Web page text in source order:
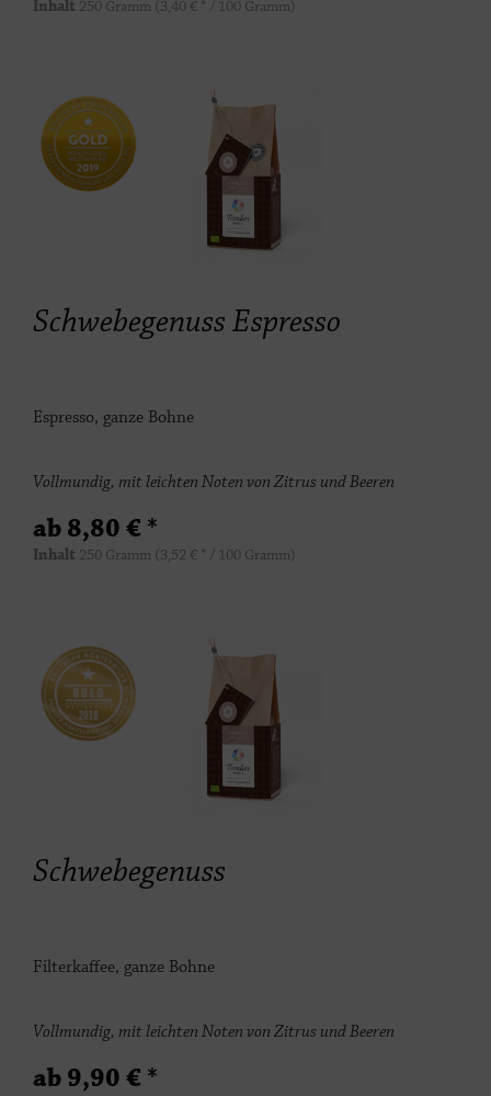
Inhalt 250 Gramm (3,40 € * / 100 Gramm)
Schwebegenuss Espresso
Espresso, ganze Bohne
Vollmundig, mit leichten Noten von Zitrus und Beeren
ab 8,80 € *
Inhalt 250 Gramm (3,52 € * / 100 Gramm)
Schwebegenuss
Filterkaffee, ganze Bohne
Vollmundig, mit leichten Noten von Zitrus und Beeren
ab 9,90 € *